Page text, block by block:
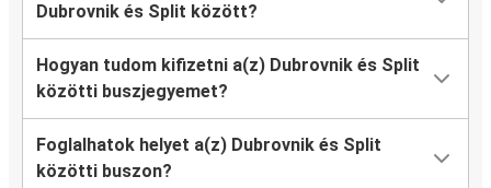
Dubrovnik és Split között?
Hogyan tudom kifizetni a(z) Dubrovnik és Split
közötti buszjegyemet?
Foglalhatok helyet a(z) Dubrovnik és Split
közötti buszon?